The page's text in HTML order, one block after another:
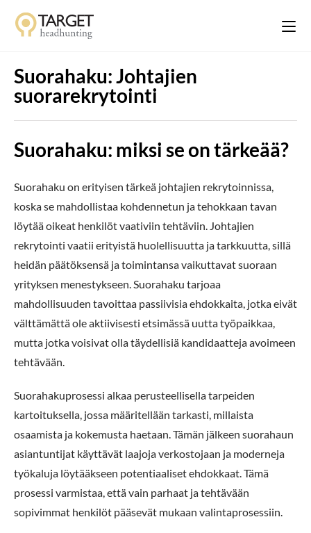
Suorahaku: Johtajien
suorarekrytointi
Suorahaku: miksi se on tärkeää?
Suorahaku on erityisen tärkeä johtajien rekrytoinnissa,
koska se mahdollistaa kohdennetun ja tehokkaan tavan
löytää oikeat henkilöt vaativiin tehtäviin. Johtajien
rekrytointi vaatii erityistä huolellisuutta ja tarkkuutta, sillä
heidän päätöksensä ja toimintansa vaikuttavat suoraan
yrityksen menestykseen. Suorahaku tarjoaa
mahdollisuuden tavoittaa passiivisia ehdokkaita, jotka eivät
välttämättä ole aktiivisesti etsimässä uutta työpaikkaa,
mutta jotka voisivat olla täydellisiä kandidaatteja avoimeen
tehtävään.
Suorahakuprosessi alkaa perusteellisella tarpeiden
kartoituksella, jossa määritellään tarkasti, millaista
osaamista ja kokemusta haetaan. Tämän jälkeen suorahaun
asiantuntijat käyttävät laajoja verkostojaan ja moderneja
työkaluja löytääkseen potentiaaliset ehdokkaat. Tämä
prosessi varmistaa, että vain parhaat ja tehtävään
sopivimmat henkilöt pääsevät mukaan valintaprosessiin.